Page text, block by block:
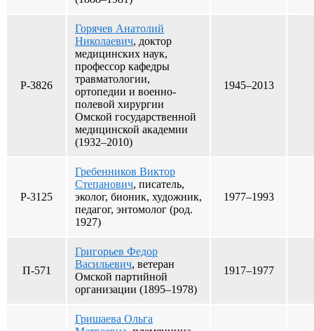
Р-3826
Горячев Анатолий
Николаевич, доктор
медицинских наук,
профессор кафедры
травматологии,
ортопедии и военно-
полевой хирургии
Омской государственной
медицинской академии
(1932–2010)
1945–2013
Р-3125
Гребенников Виктор
Степанович, писатель,
эколог, бионик, художник,
педагог, энтомолог (род.
1927)
1977–1993
П-571
Григорьев Федор
Васильевич, ветеран
Омской партийной
организации (1895–1978)
1917–1977
Гришаева Ольга